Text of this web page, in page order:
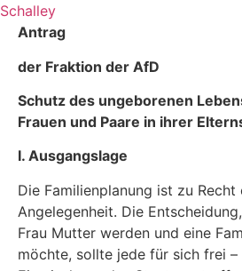
Schalley
Antrag
der Fraktion der AfD
Schutz des ungeborenen
Frauen und Paare in ihrer
I. Ausgangslage
Die Familienplanung ist zu
Angelegenheit. Die
Frau Mutter werden und eine
möchte, sollte jede für sich frei –